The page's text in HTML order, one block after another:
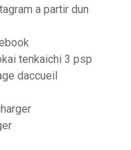
a partir dun
tenkaichi 3 psp
daccueil